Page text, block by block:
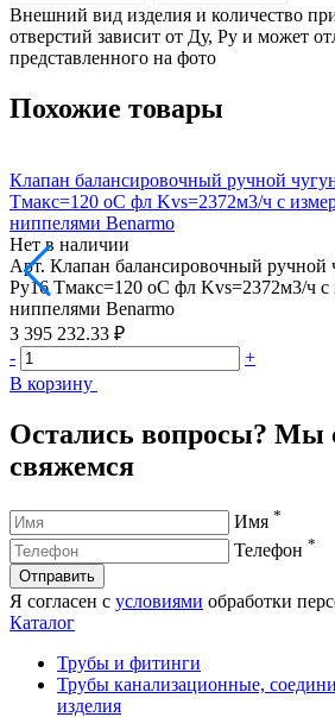
Внешний вид изделия и количество
отверстий зависит от Ду, Pу и может
представленного на фото
Похожие товары
Клапан балансировочный ручной
Тмакс=120 оС фл Kvs=2372м3/ч с
ниппелями Benarmo
Нет в наличии
Арт. Клапан балансировочный ручной
Ру16 Тмакс=120 оС фл Kvs=2372м3/ч с
ниппелями Benarmo
3 395 232.33 ₽
-
+
В корзину
Остались вопросы? Мы
свяжемся
Имя *
Телефон *
Отправить
Я согласен с условиями обработки
Каталог
Трубы и фитинги
Трубы канализационные,
изделия